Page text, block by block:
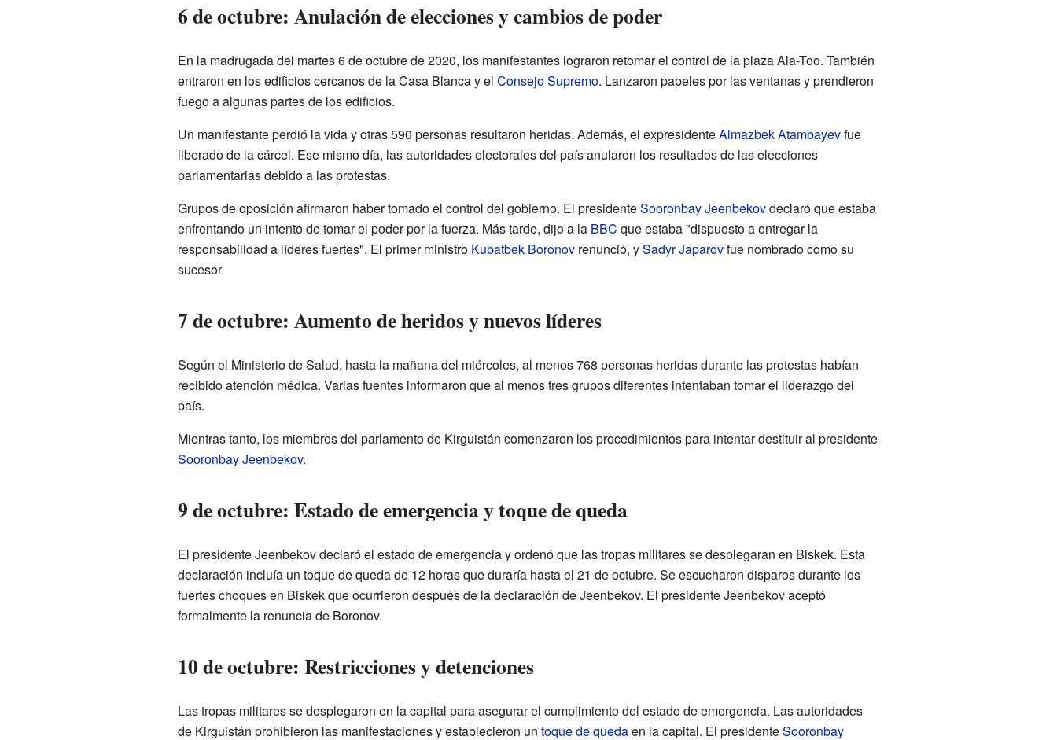
6 de octubre: Anulación de elecciones y cambios de poder
En la madrugada del martes 6 de octubre de 2020, los manifestantes lograron retomar el control de la plaza Ala-Too. También
entraron en los edificios cercanos de la Casa Blanca y el Consejo Supremo. Lanzaron papeles por las ventanas y prendieron
fuego a algunas partes de los edificios.
Un manifestante perdió la vida y otras 590 personas resultaron heridas. Además, el expresidenteAlmazbek Atambayevfue
liberado de la cárcel. Ese mismo día, las autoridades electorales del país anularon los resultados de las elecciones
parlamentarias debido a las protestas.
Grupos de oposición afirmaron haber tomado el control del gobierno. El presidenteSooronbay Jeenbekovdeclaró que estaba
enfrentando un intento de tomar el poder por la fuerza. Más tarde, dijo a la BBC que estaba "dispuesto a entregar la
responsabilidad a líderes fuertes". El primer ministro Kubatbek Boronovrenunció, ySadyr Japarovfue nombrado como su
sucesor.
7 de octubre: Aumento de heridos y nuevos líderes
Según el Ministerio de Salud, hasta la mañana del miércoles, al menos 768 personas heridas durante las protestas habían
recibido atención médica. Varias fuentes informaron que al menos tres grupos diferentes intentaban tomar el liderazgo del
país.
Mientras tanto, los miembros del parlamento de Kirguistán comenzaron los procedimientos para intentar destituir al presidente
Sooronbay Jeenbekov.
9 de octubre: Estado de emergencia y toque de queda
El presidente Jeenbekov declaró el estado de emergencia y ordenó que las tropas militares se desplegaran en Biskek. Esta
declaración incluía un toque de queda de 12 horas que duraría hasta el 21 de octubre. Se escucharon disparos durante los
fuertes choques en Biskek que ocurrieron después de la declaración de Jeenbekov. El presidente Jeenbekov aceptó
formalmente la renuncia de Boronov.
10 de octubre: Restricciones y detenciones
Las tropas militares se desplegaron en la capital para asegurar el cumplimiento del estado de emergencia. Las autoridades
de Kirguistán prohibieron las manifestaciones y establecieron un toque de quedaen la capital. El presidenteSooronbay